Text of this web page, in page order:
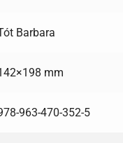
Barbara
mm
963-470-352-5